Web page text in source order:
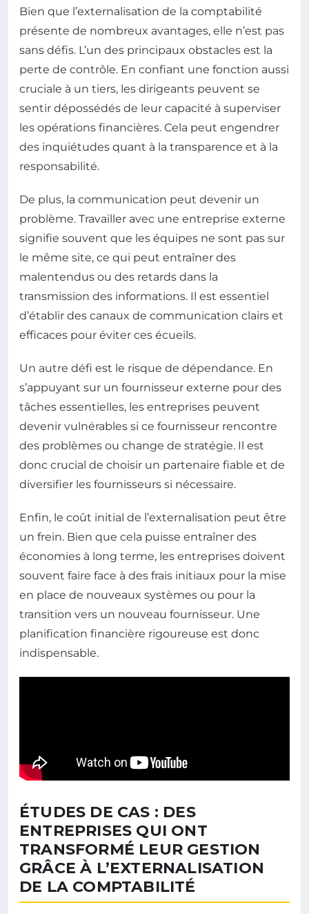
Bien que l’externalisation de la comptabilité
présente de nombreux avantages, elle n’est pas
sans défis. L’un des principaux obstacles est la
perte de contrôle. En confiant une fonction aussi
cruciale à un tiers, les dirigeants peuvent se
sentir dépossédés de leur capacité à superviser
les opérations financières. Cela peut engendrer
des inquiétudes quant à la transparence et à la
responsabilité.
De plus, la communication peut devenir un
problème. Travailler avec une entreprise externe
signifie souvent que les équipes ne sont pas sur
le même site, ce qui peut entraîner des
malentendus ou des retards dans la
transmission des informations. Il est essentiel
d’établir des canaux de communication clairs et
efficaces pour éviter ces écueils.
Un autre défi est le risque de dépendance. En
s’appuyant sur un fournisseur externe pour des
tâches essentielles, les entreprises peuvent
devenir vulnérables si ce fournisseur rencontre
des problèmes ou change de stratégie. Il est
donc crucial de choisir un partenaire fiable et de
diversifier les fournisseurs si nécessaire.
Enfin, le coût initial de l’externalisation peut être
un frein. Bien que cela puisse entraîner des
économies à long terme, les entreprises doivent
souvent faire face à des frais initiaux pour la mise
en place de nouveaux systèmes ou pour la
transition vers un nouveau fournisseur. Une
planification financière rigoureuse est donc
indispensable.
ÉTUDES DE CAS : DES
ENTREPRISES QUI ONT
TRANSFORMÉ LEUR GESTION
GRÂCE À L’EXTERNALISATION
DE LA COMPTABILITÉ